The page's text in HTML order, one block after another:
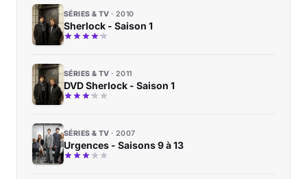
SÉRIES & TV 2010
Sherlock - Saison 1
SÉRIES & TV 2011
DVD Sherlock - Saison 1
SÉRIES & TV 2007
Urgences - Saisons 9 à 13